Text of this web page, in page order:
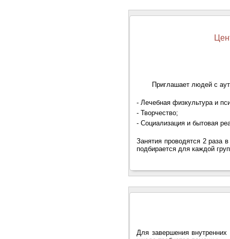
Приглашает людей с
- Лечебная физкультура и
- Творчество;
- Социализация и бытовая
Занятия проводятся 2 раза
подбирается для каждой
Для завершения внутренних